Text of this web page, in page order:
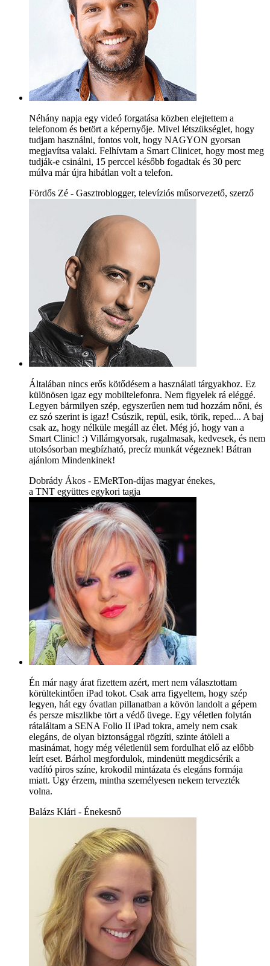
Néhány napja egy videó forgatása közben elejtettem a
telefonom és betört a képernyője. Mivel létszükséglet, hogy
tudjam használni, fontos volt, hogy NAGYON gyorsan
megjavítsa valaki. Felhívtam a Smart Clinicet, hogy most meg
tudják-e csinálni, 15 perccel később fogadtak és 30 perc
múlva már újra hibátlan volt a telefon.
Fördős Zé - Gasztroblogger, televíziós műsorvezető, szerző
Általában nincs erős kötődésem a használati tárgyakhoz. Ez
különösen igaz egy mobiltelefonra. Nem figyelek rá eléggé.
Legyen bármilyen szép, egyszerűen nem tud hozzám nőni, és
ez szó szerint is igaz! Csúszik, repül, esik, törik, reped... A baj
csak az, hogy nélküle megáll az élet. Még jó, hogy van a
Smart Clinic! :) Villámgyorsak, rugalmasak, kedvesek, és nem
utolsósorban megbízható, precíz munkát végeznek! Bátran
ajánlom Mindenkinek!
Dobrády Ákos - EMeRTon-díjas magyar énekes,
a TNT együttes egykori tagja
Én már nagy árat fizettem azért, mert nem választottam
körültekintően iPad tokot. Csak arra figyeltem, hogy szép
legyen, hát egy óvatlan pillanatban a kövön landolt a gépem
és persze miszlikbe tört a védő üvege. Egy véletlen folytán
rátaláltam a SENA Folio II iPad tokra, amely nem csak
elegáns, de olyan biztonsággal rögzíti, szinte átöleli a
masinámat, hogy még véletlenül sem fordulhat elő az előbb
leírt eset. Bárhol megfordulok, mindenütt megdicsérik a
vadító piros színe, krokodil mintázata és elegáns formája
miatt. Úgy érzem, mintha személyesen nekem tervezték
volna.
Balázs Klári - Énekesnő